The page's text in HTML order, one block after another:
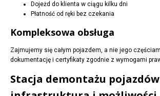
Dojeżd do klienta w ciągu kilku dni
Płatność od ręki bez czekania
Kompleksowa obsługa
Zajmujemy się całym pojazdem, a nie jego
dokumentację i certyfikaty zgodnie z wymogami
Stacja demontażu pojazdów